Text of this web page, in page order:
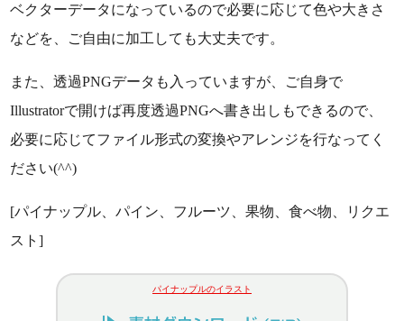
ベクターデータになっているので必要に応じて色や大きさ
などを、ご自由に加工しても大丈夫です。
また、透過PNGデータも入っていますが、ご自身で
Illustratorで開けば再度透過PNGへ書き出しもできるので、
必要に応じてファイル形式の変換やアレンジを行なってく
ださい(^^)
[パイナップル、パイン、フルーツ、果物、食べ物、リクエ
スト]
パイナップルのイラスト